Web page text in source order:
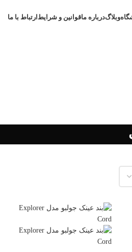
وبلاگدرباره ماقوانین و شرایط ارتباط با ما